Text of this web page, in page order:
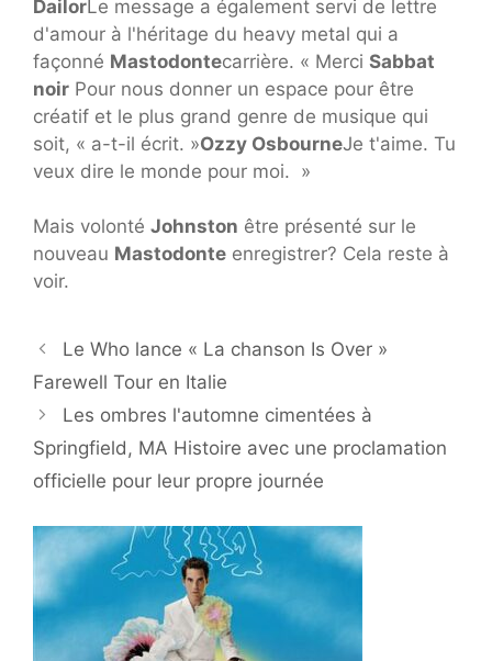
DailorLe message a également servi de lettre
d'amour à l'héritage du heavy metal qui a
façonné Mastodontecarrière. « Merci Sabbat
noir Pour nous donner un espace pour être
créatif et le plus grand genre de musique qui
soit, « a-t-il écrit. »Ozzy OsbourneJe t'aime. Tu
veux dire le monde pour moi. »
Mais volonté Johnston être présenté sur le
nouveau Mastodonte enregistrer? Cela reste à
voir.
Le Who lance « La chanson Is Over »
Farewell Tour en Italie
Les ombres l'automne cimentées à
Springfield, MA Histoire avec une proclamation
officielle pour leur propre journée